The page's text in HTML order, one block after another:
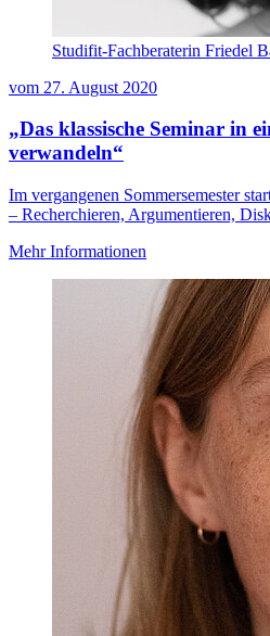
Studifit-Fachberaterin Friedel
vom 27. August 2020
„Das klassische Seminar in
verwandeln“
Im vergangenen Sommersemester
– Recherchieren, Argumentieren,
Mehr Informationen